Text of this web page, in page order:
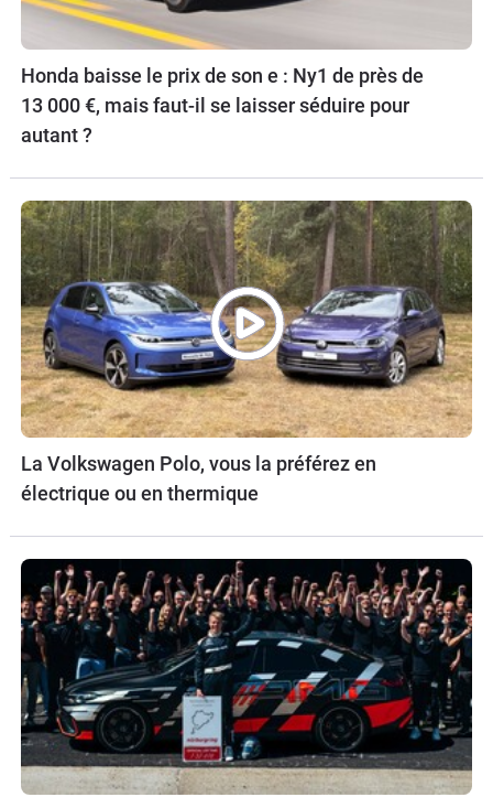
Honda baisse le prix de son e : Ny1 de près de
13 000 €, mais faut-il se laisser séduire pour
autant ?
La Volkswagen Polo, vous la préférez en
électrique ou en thermique